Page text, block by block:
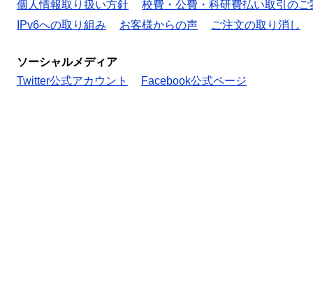
個人情報取り扱い方針
校費・公費・科研費払い取引のご
IPv6への取り組み
お客様からの声 ご注文の取り消し
ソーシャルメディア
Twitter公式アカウント
Facebook公式ページ